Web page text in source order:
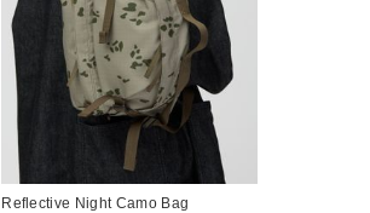
Reflective Night Camo Bag